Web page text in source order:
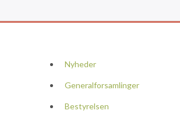
Nyheder
Generalforsamlinger
Bestyrelsen